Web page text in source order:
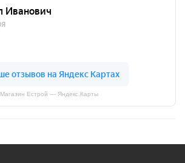
Магазин Естрой — Яндекс.Карты